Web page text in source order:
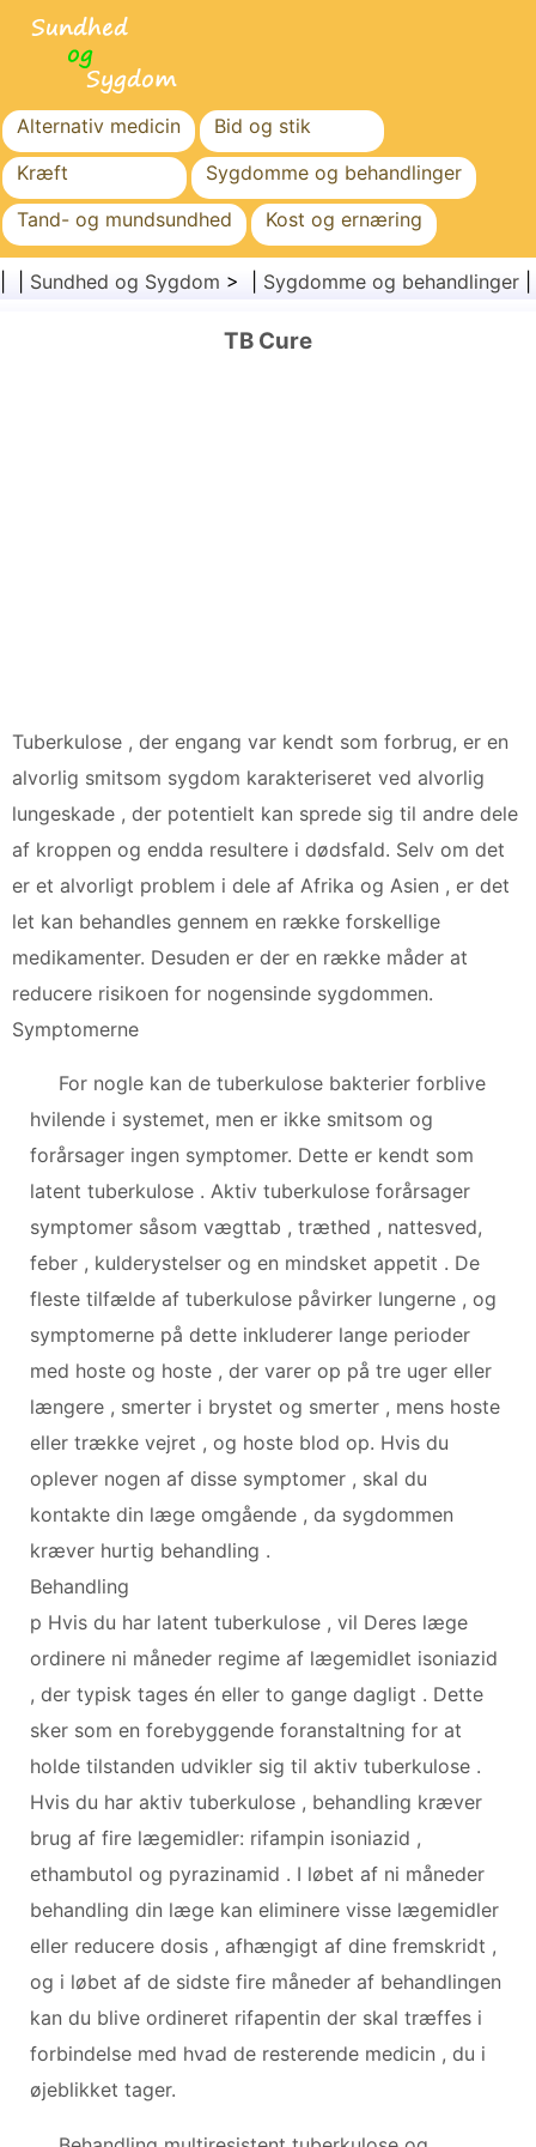
Alternativ medicin
Bid og stik
Kræft
Sygdomme og behandlinger
Tand- og mundsundhed
Kost og ernæring
Familiesundhed
Sundhedssektoren
Sundhed og Sygdom > | Sygdomme og behandlinger
TB Cure
Tuberkulose , der engang var kendt som forbrug, er en
alvorlig smitsom sygdom karakteriseret ved alvorlig
lungeskade , der potentielt kan sprede sig til andre dele
af kroppen og endda resultere i dødsfald. Selv om det
er et alvorligt problem i dele af Afrika og Asien , er det
let kan behandles gennem en række forskellige
medikamenter. Desuden er der en række måder at
reducere risikoen for nogensinde sygdommen.
Symptomerne
For nogle kan de tuberkulose bakterier forblive
hvilende i systemet, men er ikke smitsom og
forårsager ingen symptomer. Dette er kendt som
latent tuberkulose . Aktiv tuberkulose forårsager
symptomer såsom vægttab , træthed , nattesved,
feber , kulderystelser og en mindsket appetit . De
fleste tilfælde af tuberkulose påvirker lungerne , og
symptomerne på dette inkluderer lange perioder
med hoste og hoste , der varer op på tre uger eller
længere , smerter i brystet og smerter , mens hoste
eller trække vejret , og hoste blod op. Hvis du
oplever nogen af ​​disse symptomer , skal du
kontakte din læge omgående , da sygdommen
kræver hurtig behandling .
Behandling
p Hvis du har latent tuberkulose , vil Deres læge
ordinere ni måneder regime af lægemidlet isoniazid
, der typisk tages én eller to gange dagligt . Dette
sker som en forebyggende foranstaltning for at
holde tilstanden udvikler sig til aktiv tuberkulose .
Hvis du har aktiv tuberkulose , behandling kræver
brug af fire lægemidler: rifampin isoniazid ,
ethambutol og pyrazinamid . I løbet af ni måneder
behandling din læge kan eliminere visse lægemidler
eller reducere dosis , afhængigt af dine fremskridt ,
og i løbet af de sidste fire måneder af behandlingen
kan du blive ordineret rifapentin der skal træffes i
forbindelse med hvad de resterende medicin , du i
øjeblikket tager.